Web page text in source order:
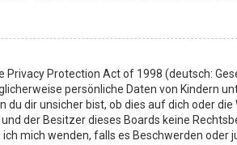
Privacy Protection Act of 1998 (deutsch:
persönliche Daten von Kindern
du dir unsicher bist, ob dies auf dich oder
der Besitzer dieses Boards keine
ich mich wenden, falls es Beschwerden